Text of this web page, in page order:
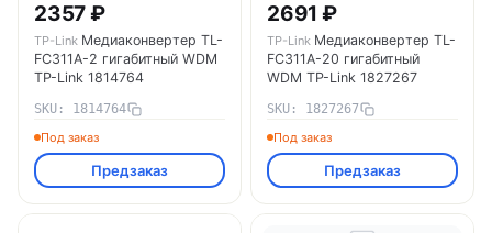
2357 ₽
TP-Link Медиаконвертер TL-
FC311A-2 гигабитный WDM
TP-Link 1814764
SKU: 1814764
Под заказ
Предзаказ
2691 ₽
TP-Link Медиаконвертер TL-
FC311A-20 гигабитный
WDM TP-Link 1827267
SKU: 1827267
Под заказ
Предзаказ